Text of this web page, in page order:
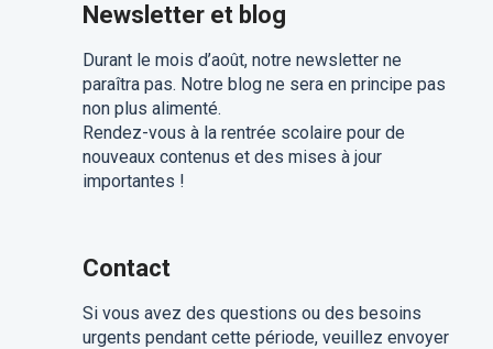
Newsletter et blog
Durant le mois d’août, notre newsletter ne
paraîtra pas. Notre blog ne sera en principe pas
non plus alimenté.
Rendez-vous à la rentrée scolaire pour de
nouveaux contenus et des mises à jour
importantes !
Contact
Si vous avez des questions ou des besoins
urgents pendant cette période, veuillez envoyer